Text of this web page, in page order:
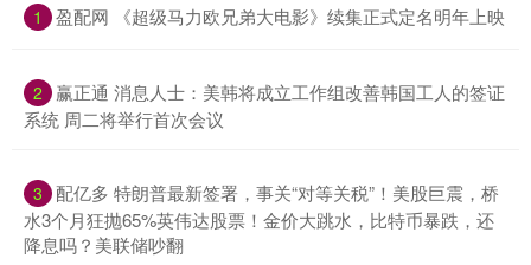
1 ​盈配网 《超级马力欧兄弟大电影》续集正式定名明年上映
2
​赢正通 消息人士：美韩将成立工作组改善韩国工人的签证
系统 周二将举行首次会议
3 ​配亿多 特朗普最新签署，事关“对等关税”！美股巨震，桥
水3个月狂抛65%英伟达股票！金价大跳水，比特币暴跌，还
降息吗？美联储吵翻